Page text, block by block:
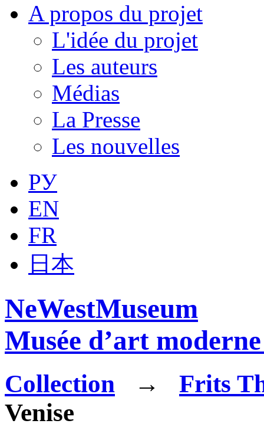
A propos du projet
L'idée du projet
Les auteurs
Médias
La Presse
Les nouvelles
РУ
EN
FR
日本
NeWestMuseum
Musée d’art
Collection →
Frits
Venise